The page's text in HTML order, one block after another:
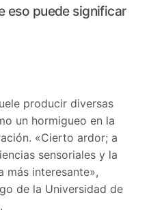
eso puede significar
producir diversas
un hormigueo en la
«Cierto ardor; a
sensoriales y la
más interesante»,
de la Universidad de